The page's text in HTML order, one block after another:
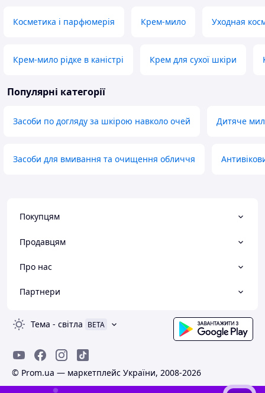
Косметика і парфюмерія Крем-мило Уходная
Крем-мило рідке в каністрі Крем для сухої шкіри
Популярні категорії
Засоби по догляду за шкірою навколо очей Дитяче
Засоби для вмивання та очищення обличчя
Покупцям
Продавцям
Про нас
Партнери
Тема - світла BETA
© Prom.ua — маркетплейс України, 2008-2026